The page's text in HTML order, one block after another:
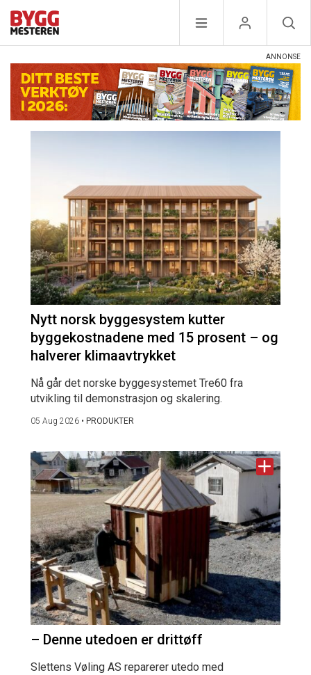
Nytt norsk byggesystem kutter
byggekostnadene med 15 prosent – og
halverer klimaavtrykket
Nå går det norske byggesystemet Tre60 fra
utvikling til demonstrasjon og skalering.
05 Aug 2026 • PRODUKTER
– Denne utedoen er drittøff
Slettens Vøling AS reparerer utedo med